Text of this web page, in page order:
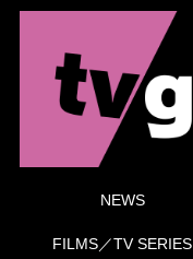
NEWS
FILMS／TV SERIES